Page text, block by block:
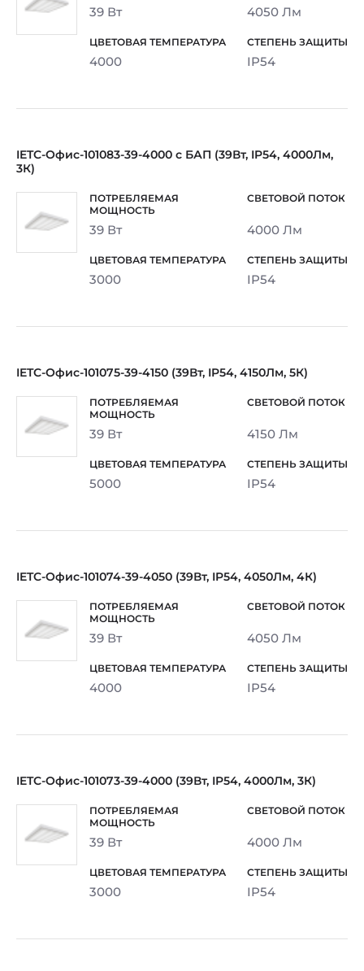
39 Вт 4050 Лм
4000 IP54
IETC-Офис-101083-39-4000 с БАП (39Вт, IP54, 4000Лм,
3К)
39 Вт 4000 Лм
3000 IP54
IETC-Офис-101075-39-4150 (39Вт, IP54, 4150Лм, 5К)
39 Вт 4150 Лм
5000 IP54
IETC-Офис-101074-39-4050 (39Вт, IP54, 4050Лм, 4К)
39 Вт 4050 Лм
4000 IP54
IETC-Офис-101073-39-4000 (39Вт, IP54, 4000Лм, 3К)
39 Вт 4000 Лм
3000 IP54